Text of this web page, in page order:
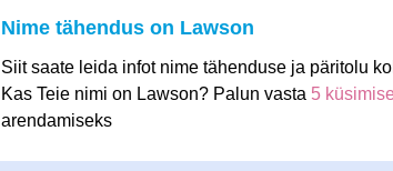
Nime tähendus on Lawson
Siit saate leida infot nime tähenduse ja päritolu
Kas Teie nimi on Lawson? Palun vasta 5
arendamiseks